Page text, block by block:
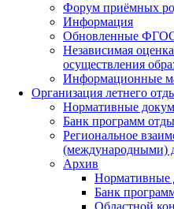
Форум приёмных
Информация
Обновленные
Независимая
осуществления
Информационные
Организация летнего
Нормативные
Банк программ
Региональное
(международными)
Архив
Нормативные
Банк
Областной